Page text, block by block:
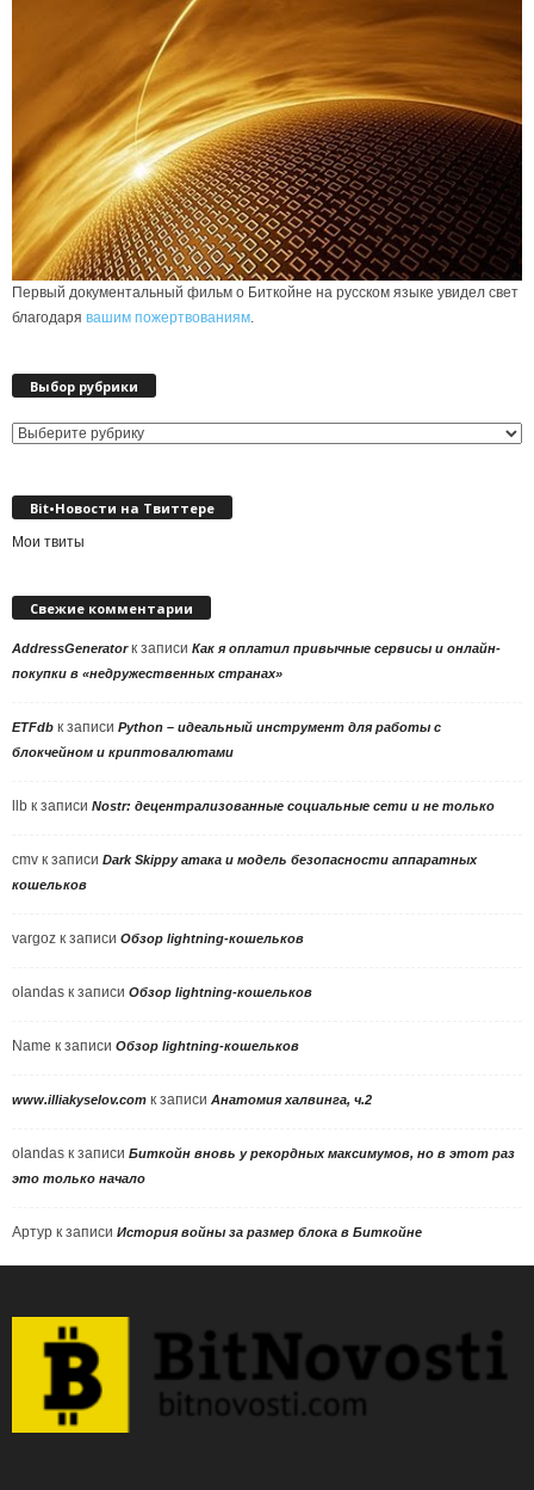
Первый документальный фильм о Биткойне на русском языке увидел свет
благодаря вашим пожертвованиям
Выбор рубрики
Выбор
Bit•Новости на Твиттере
Мои твиты
Свежие комментарии
AddressGeneratorк записи Как я оплатил привычные сервисы и онлайн-
покупки в «недружественных странах»
ETFdb к записи Python – идеальный инструмент для работы с
блокчейном и криптовалютами
llb к записи Nostr: децентрализованные социальные сети и не только
cmv к записи Dark Skippy атака и модель безопасности аппаратных
кошельков
vargoz к записи Обзор lightning-кошельков
olandas к записи Обзор lightning-кошельков
Name к записи Обзор lightning-кошельков
www.illiakyselov.com к записи Анатомия халвинга, ч.2
olandas к записи Биткойн вновь у рекордных максимумов, но в этот раз
это только начало
Артур к записи История войны за размер блока в Биткойне